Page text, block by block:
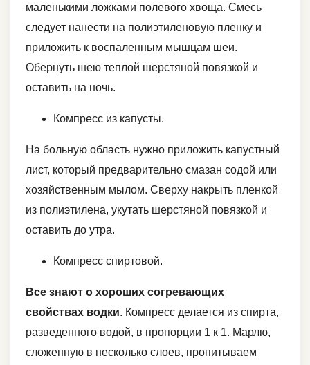
маленькими ложками полевого хвоща. Смесь
следует нанести на полиэтиленовую пленку и
приложить к воспаленным мышцам шеи.
Обернуть шею теплой шерстяной повязкой и
оставить на ночь.
Компресс из капусты.
На больную область нужно приложить капустный
лист, который предварительно смазан содой или
хозяйственным мылом. Сверху накрыть пленкой
из полиэтилена, укутать шерстяной повязкой и
оставить до утра.
Компресс спиртовой.
Все знают о хороших согревающих
свойствах водки. Компресс делается из спирта,
разведенного водой, в пропорции 1 к 1. Марлю,
сложенную в несколько слоев, пропитываем